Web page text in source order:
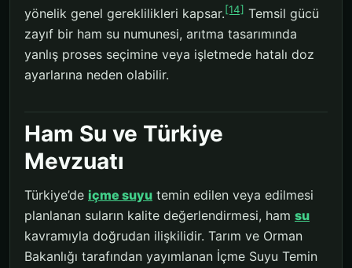
yönelik genel gereklilikleri kapsar.[14] Temsil gücü
zayıf bir ham su numunesi, arıtma tasarımında
yanlış proses seçimine veya işletmede hatalı doz
ayarlarına neden olabilir.
Ham Su ve Türkiye
Mevzuatı
Türkiye’de içme suyu temin edilen veya edilmesi
planlanan suların kalite değerlendirmesi, ham su
kavramıyla doğrudan ilişkilidir. Tarım ve Orman
Bakanlığı tarafından yayımlanan İçme Suyu Temin